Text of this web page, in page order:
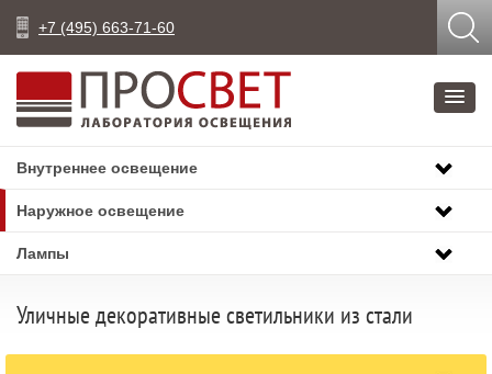
+7 (495) 663-71-60
Внутреннее освещение
Наружное освещение
Лампы
Уличные декоративные светильники из стали